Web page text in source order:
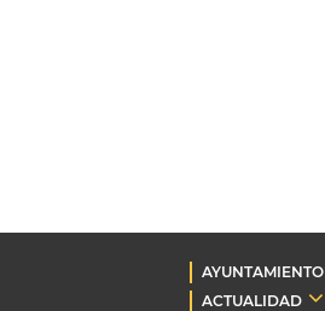
AYUNTAMIENTO
ACTUALIDAD